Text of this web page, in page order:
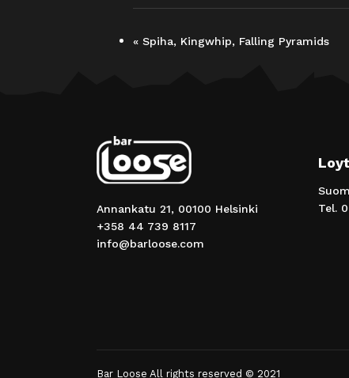
« Spiha, Kingwhip, Falling Pyramids
Annankatu 21, 00100 Helsinki
+358 44 739 8117
info@barloose.com
Tel.
Bar Loose All rights reserved © 2021